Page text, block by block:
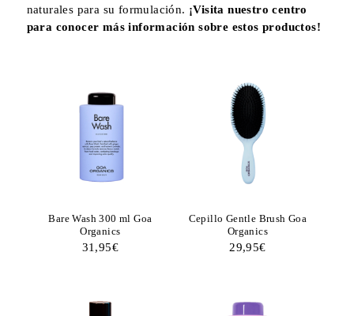
naturales para su formulación. ¡Visita nuestro centro
para conocer más información sobre estos productos!
Bare Wash 300 ml Goa
Organics
31,95€
Cepillo Gentle Brush Goa
Organics
29,95€